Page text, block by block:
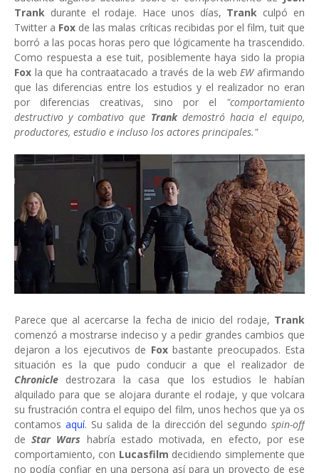
Trank durante el rodaje. Hace unos días, Trank culpó en
Twitter a Fox de las malas críticas recibidas por el film, tuit que
borró a las pocas horas pero que lógicamente ha trascendido.
Como respuesta a ese tuit, posiblemente haya sido la propia
Fox la que ha contraatacado a través de la webEW afirmando
que las diferencias entre los estudios y el realizador no eran
por diferencias creativas, sino por el "comportamiento
destructivo y combativo que Trank demostró hacia el equipo,
productores, estudio e incluso los actores principales."
Parece que al acercarse la fecha de inicio del rodaje, Trank
comenzó a mostrarse indeciso y a pedir grandes cambios que
dejaron a los ejecutivos de Fox bastante preocupados. Esta
situación es la que pudo conducir a que el realizador de
Chronicle destrozara la casa que los estudios le habían
alquilado para que se alojara durante el rodaje, y que volcara
su frustración contra el equipo del film, unos hechos que ya os
contamos aquí. Su salida de la dirección del segundospin-off
deStar Wars habría estado motivada, en efecto, por ese
comportamiento, con Lucasfilm decidiendo simplemente que
no podía confiar en una persona así para un proyecto de ese